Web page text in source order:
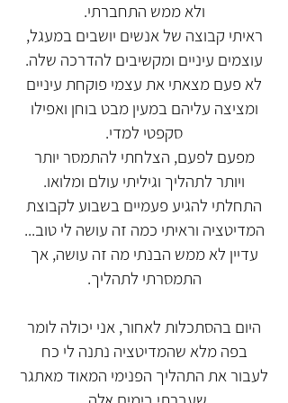
ולא ממש התחברתי.
ראיתי קבוצה של אנשים יושבים במעגל,
עוצמים עיניים ומקשיבים להדרכה שלה.
לא פעם מצאתי את עצמי פוקחת עיניים
ומציצה עליהם במעין מבט בוחן ואפילו
סקפטי למדי.
מפעם לפעם, הצלחתי להתמסר יותר
ויותר לתהליך וגיליתי עולם ומלואו.
התחלתי להגיע פעמיים בשבוע לקבוצת
המדיטציה וראיתי כמה זה עושה לי טוב...
עדיין לא ממש הבנתי מה זה עושה, אך
התמסרתי לתהליך.
היום בהסתכלות לאחור, אני יכולה לומר
בפה מלא שהמדיטציה נתנה לי כח
לעבור את התהליך הפנימי המאוד מאתגר